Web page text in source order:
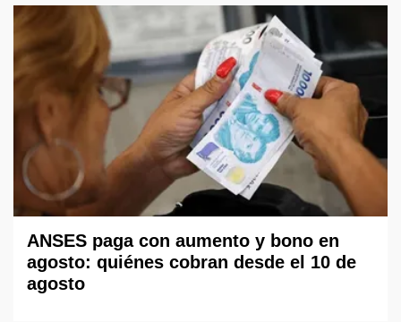
ANSES paga con aumento y bono en
agosto: quiénes cobran desde el 10 de
agosto